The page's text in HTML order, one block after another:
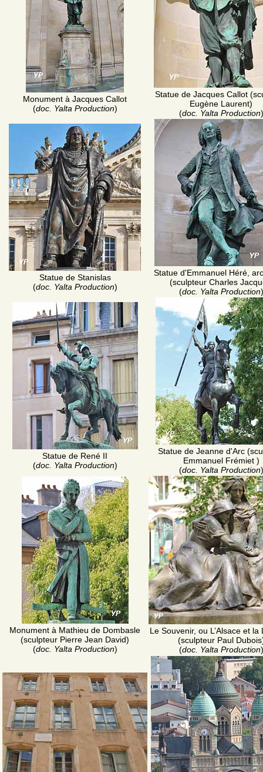
Monument à Jacques Callot
(doc. Yalta Production)
Statue de Jacques Callot
Eugène Laurent)
(doc. Yalta Production)
Statue de Stanislas
(doc. Yalta Production)
Statue d'Emmanuel Héré,
(sculpteur Charles
(doc. Yalta Production)
Statue de René II
(doc. Yalta Production)
Statue de Jeanne d'Arc
Emmanuel Frémiet )
(doc. Yalta Production)
Monument à Mathieu de Dombasle
(sculpteur Pierre Jean David)
(doc. Yalta Production)
Le Souvenir, ou L’Alsace et la
(sculpteur Paul
(doc. Yalta Production)